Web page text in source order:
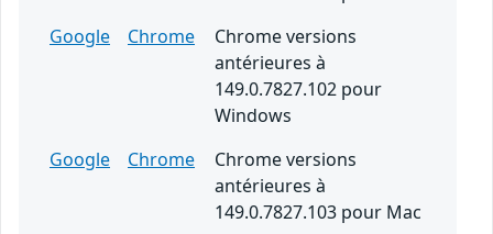
Google
Chrome
Chrome versions
antérieures à
149.0.7827.102 pour
Windows
Google
Chrome
Chrome versions
antérieures à
149.0.7827.103 pour Mac